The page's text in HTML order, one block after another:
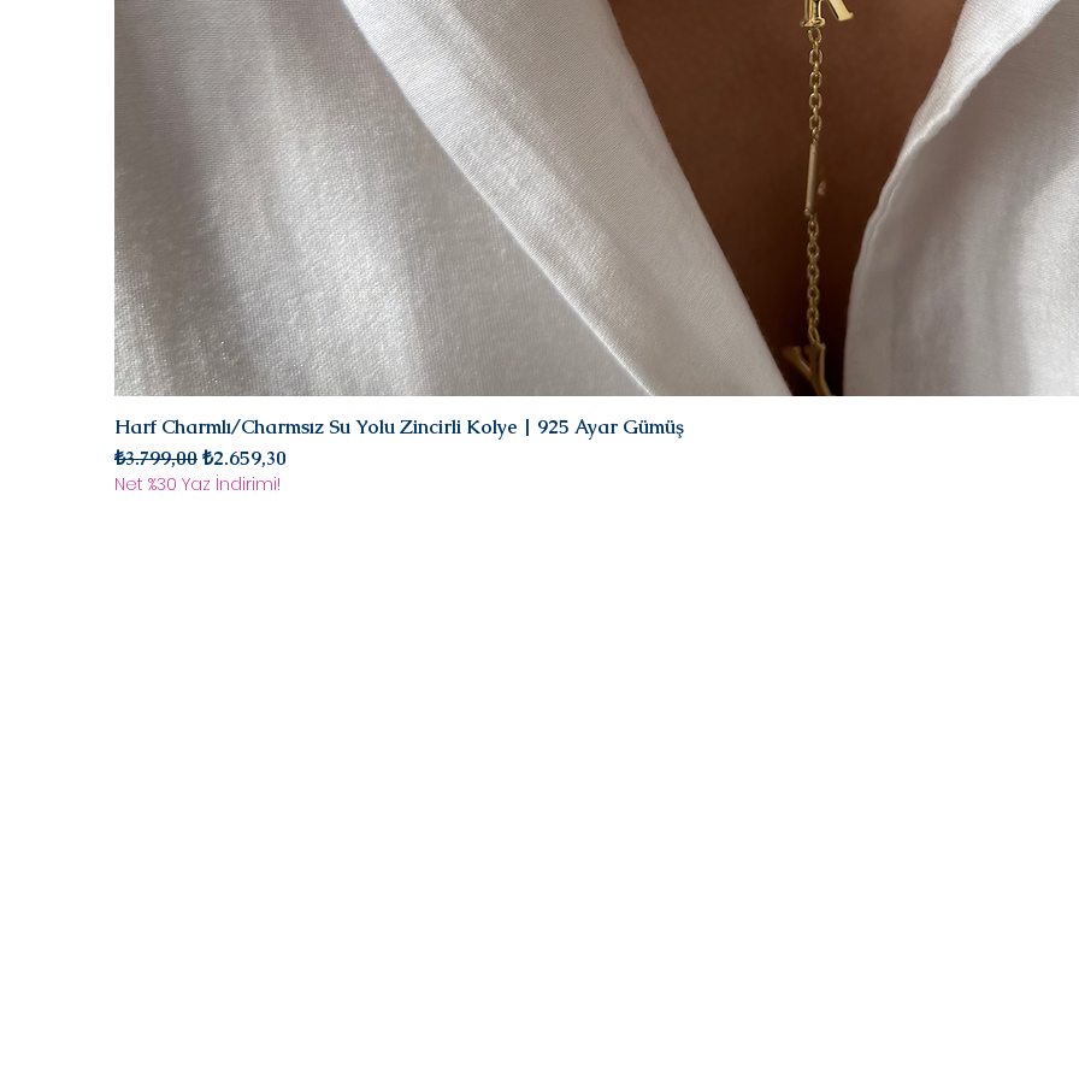
Harf Charmlı/Charmsız Su Yolu Zincirli Kolye | 925 Ayar Gümüş
Normal Fiyat
₺3.799,00İndirimli Fiyat
₺2.659,30
Net %30 Yaz İndirimi!